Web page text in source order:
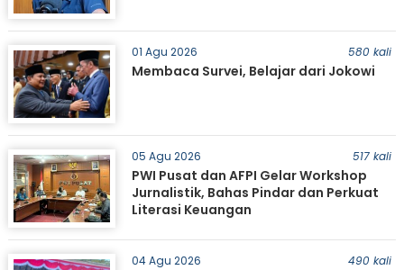
01 Agu 2026 580 kali
Membaca Survei, Belajar dari Jokowi
05 Agu 2026 517 kali
PWI Pusat dan AFPI Gelar Workshop
Jurnalistik, Bahas Pindar dan Perkuat
Literasi Keuangan
04 Agu 2026 490 kali